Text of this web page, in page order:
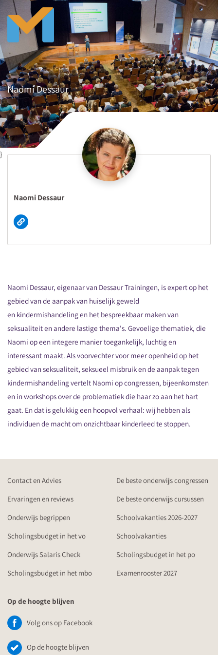
Naomi Dessaur
}
Naomi Dessaur
Naomi Dessaur, eigenaar van Dessaur Trainingen, is expert op het
gebied van de aanpak van huiselijk geweld
en kindermishandeling en het bespreekbaar maken van
seksualiteit en andere lastige thema's. Gevoelige thematiek, die
Naomi op een integere manier toegankelijk, luchtig en
interessant maakt. Als voorvechter voor meer openheid op het
gebied van seksualiteit, seksueel misbruik en de aanpak tegen
kindermishandeling vertelt Naomi op congressen, bijeenkomsten
en in workshops over de problematiek die haar zo aan het hart
gaat. En dat is gelukkig een hoopvol verhaal: wij hebben als
individuen de macht om onzichtbaar kinderleed te stoppen.
Contact en Advies
De beste onderwijs congressen
Ervaringen en reviews
De beste onderwijs cursussen
Onderwijs begrippen
Schoolvakanties 2026-2027
Scholingsbudget in het vo
Schoolvakanties
Onderwijs Salaris Check
Scholingsbudget in het po
Scholingsbudget in het mbo
Examenrooster 2027
Op de hoogte blijven
Volg ons op Facebook
Op de hoogte blijven